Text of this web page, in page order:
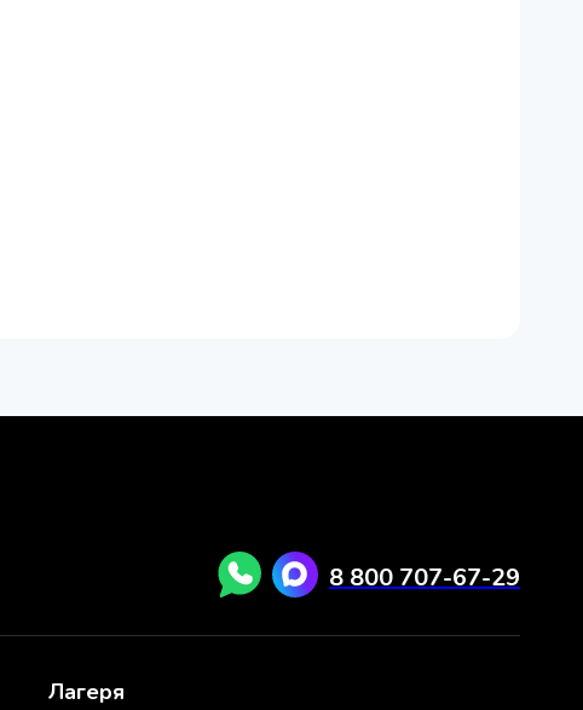
8 800 707-67-29
Лагеря